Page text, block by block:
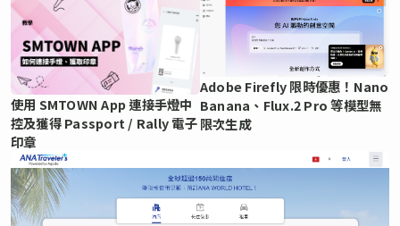
使用 SMTOWN App 連接手燈中
控及獲得 Passport / Rally 電子
印章
Adobe Firefly 限時優惠！Nano
Banana、Flux.2 Pro 等模型無
限次生成